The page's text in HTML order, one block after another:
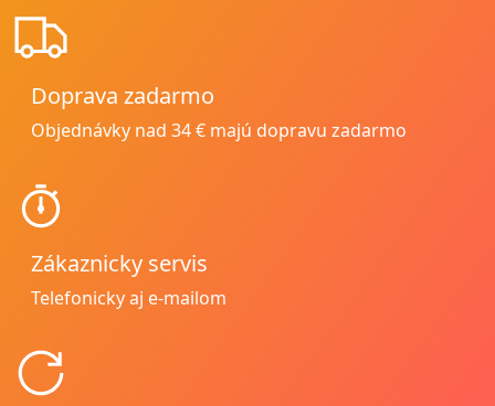
Doprava zadarmo
Objednávky nad 34 € majú dopravu zadarmo
Zákaznicky servis
Telefonicky aj e-mailom